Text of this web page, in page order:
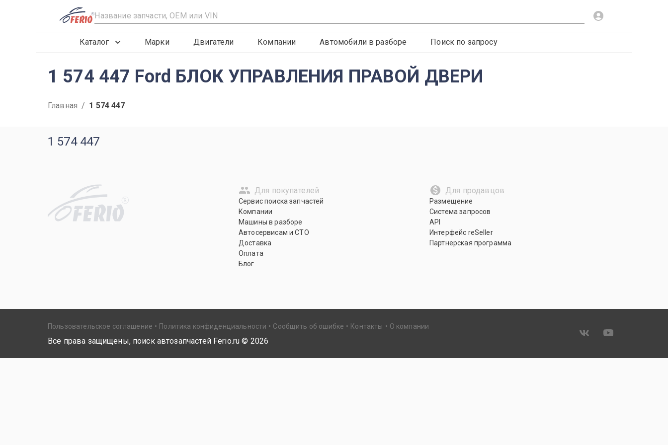
R
Каталог Марки Двигатели Компании Автомобили в разборе Поиск по запросу
1 574 447 Ford БЛОК УПРАВЛЕНИЯ ПРАВОЙ ДВЕРИ
Главная / 1 574 447
1 574 447
R
Для покупателей
Сервис поиска запчастей
Компании
Машины в разборе
Автосервисам и СТО
Доставка
Оплата
Блог
Для продавцов
Размещение
Система запросов
API
Интерфейс reSeller
Партнерская программа
Пользовательское соглашение Политика конфиденциальности Сообщить об ошибке Контакты О компании
Все права защищены, поиск автозапчастей Ferio.ru © 2026